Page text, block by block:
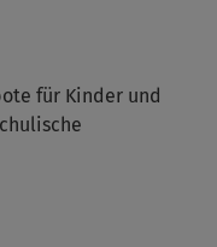
für Kinder und